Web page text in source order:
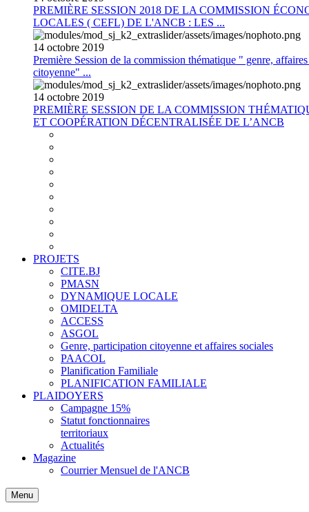
PREMIÈRE SESSION 2018 DE LA COMMISSION
LOCALES ( CEFL) DE L'ANCB : LES ...
14 octobre 2019
Première Session de la commission thématique " genre,
citoyenne" ...
14 octobre 2019
PREMIÈRE SESSION DE LA COMMISSION
ET COOPÉRATION DÉCENTRALISÉE DE L’ANCB
PROJETS
CITE.BJ
PMASN
DYNAMIQUE LOCALE
OMIDELTA
ACCESS
ASGOL
Genre, participation citoyenne et affaires sociales
PAACOL
Planification Familiale
PLANIFICATION FAMILIALE
PLAIDOYERS
Campagne 15%
Statut fonctionnaires
territoriaux
Actualités
Magazine
Courrier Mensuel de l'ANCB
Menu